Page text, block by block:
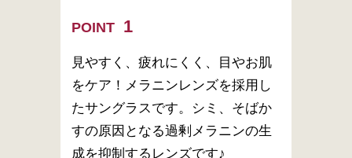
POINT
見やすく、疲れにくく、目やお肌
をケア！メラニンレンズを採用し
たサングラスです。シミ、そばか
すの原因となる過剰メラニンの生
成を抑制するレンズです♪